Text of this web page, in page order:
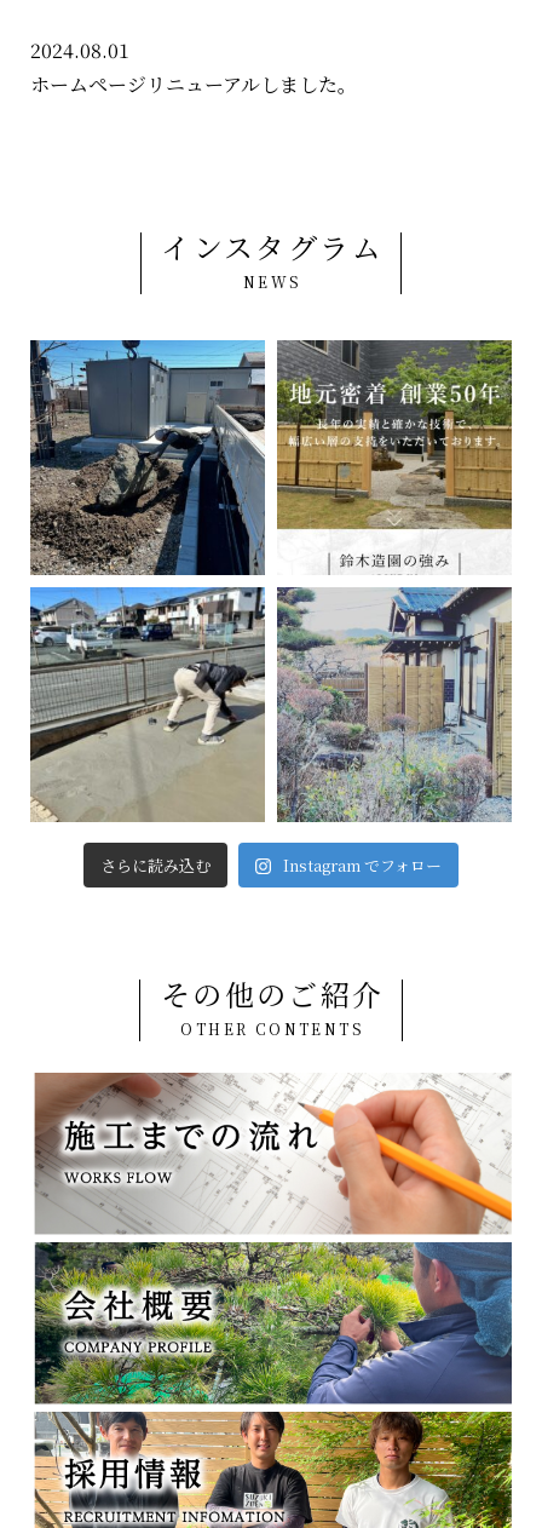
2024.08.01
ホームページリニューアルしました。
インスタグラム
NEWS
さらに読み込む Instagram でフォロー
その他のご紹介
OTHER CONTENTS